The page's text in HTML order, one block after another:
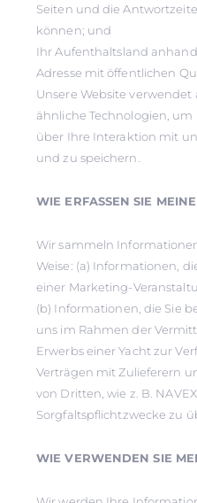
Seiten und die
können; und
Ihr Aufenthaltsland
Adresse mit öffentlichen
Unsere Website
ähnliche Technologien,
über Ihre Interaktion mit
und zu speichern.
WIE ERFASSEN SIE
Wir sammeln
Weise: (a) Informationen,
einer Marketing-
(b) Informationen, die Sie
uns im Rahmen der
Erwerbs einer Yacht zur
Verträgen mit Zulieferern
von Dritten, wie z. B.
Sorgfaltspflichtzwecke zu
WIE VERWENDEN SIE